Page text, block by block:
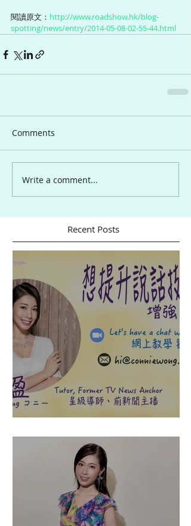
閱讀原文： http://www.roadshow.hk/blog-
spotting/news/entry/2014-05-08-02-55-44.html
Comments
Write a comment...
Recent Posts